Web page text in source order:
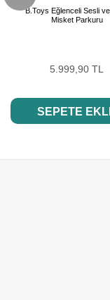
B.Toys Eğlenceli Sesli ve
Misket Parkuru
5.999,90 TL
SEPETE